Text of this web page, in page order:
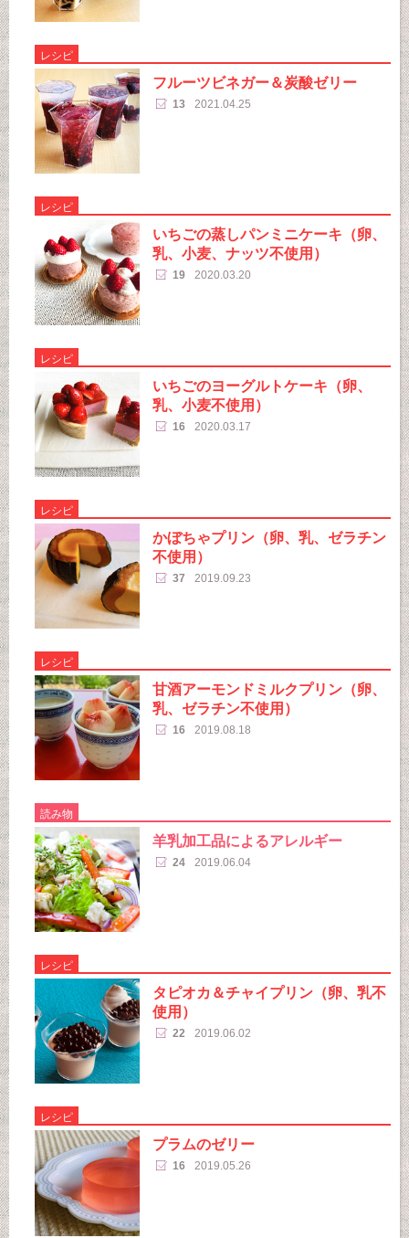
レシピ
フルーツビネガー＆炭酸ゼリー
13 2021.04.25
レシピ
いちごの蒸しパンミニケーキ（卵、
乳、小麦、ナッツ不使用）
19 2020.03.20
レシピ
いちごのヨーグルトケーキ（卵、
乳、小麦不使用）
16 2020.03.17
レシピ
かぼちゃプリン（卵、乳、ゼラチン
不使用）
37 2019.09.23
レシピ
甘酒アーモンドミルクプリン（卵、
乳、ゼラチン不使用）
16 2019.08.18
読み物
羊乳加工品によるアレルギー
24 2019.06.04
レシピ
タピオカ＆チャイプリン（卵、乳不
使用）
22 2019.06.02
レシピ
プラムのゼリー
16 2019.05.26